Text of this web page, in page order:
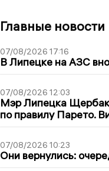
Главные новости
07/08/2026 17:16
В Липецке на АЗС
07/08/2026 12:03
Мэр Липецка
по правилу Парето.
07/08/2026 10:23
Они вернулись: